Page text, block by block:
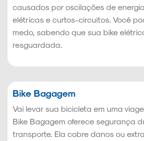
causados por oscilações de
elétricas e curtos-circuitos. Você
medo, sabendo que sua bike
resguardada.
Bike Bagagem
Vai levar sua bicicleta em uma
Bike Bagagem oferece segurança
transporte. Ela cobre danos ou